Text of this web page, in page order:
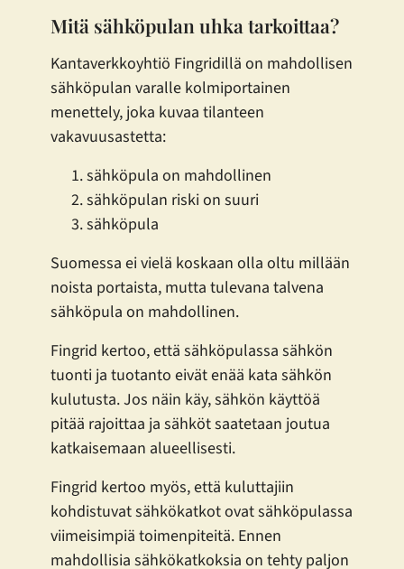
Mitä sähköpulan uhka tarkoittaa?
Kantaverkkoyhtiö Fingridillä on mahdollisen
sähköpulan varalle kolmiportainen
menettely, joka kuvaa tilanteen
vakavuusastetta:
sähköpula on mahdollinen
sähköpulan riski on suuri
sähköpula
Suomessa ei vielä koskaan olla oltu millään
noista portaista, mutta tulevana talvena
sähköpula on mahdollinen.
Fingrid kertoo, että sähköpulassa sähkön
tuonti ja tuotanto eivät enää kata sähkön
kulutusta. Jos näin käy, sähkön käyttöä
pitää rajoittaa ja sähköt saatetaan joutua
katkaisemaan alueellisesti.
Fingrid kertoo myös, että kuluttajiin
kohdistuvat sähkökatkot ovat sähköpulassa
viimeisimpiä toimenpiteitä. Ennen
mahdollisia sähkökatkoksia on tehty paljon